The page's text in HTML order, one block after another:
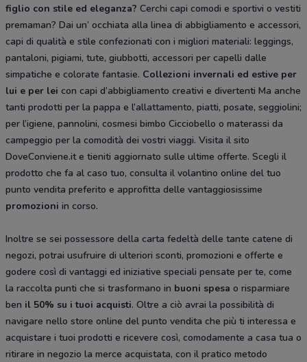
figlio con stile ed eleganza? Cerchi capi comodi e sportivi o vestiti
premaman? Dai un’ occhiata alla linea di abbigliamento e accessori,
capi di qualità e stile confezionati con i migliori materiali: leggings,
pantaloni, pigiami, tute, giubbotti, accessori per capelli dalle
simpatiche e colorate fantasie. Collezioni invernali ed estive per
lui e per lei con capi d’abbigliamento creativi e divertenti Ma anche
tanti prodotti per la pappa e l’allattamento, piatti, posate, seggiolini;
per l’igiene, pannolini, cosmesi bimbo Cicciobello o materassi da
campeggio per la comodità dei vostri viaggi. Visita il sito
DoveConviene.it e tieniti aggiornato sulle ultime offerte. Scegli il
prodotto che fa al caso tuo, consulta il volantino online del tuo
punto vendita preferito e approfitta delle vantaggiosissime
promozioni in corso.
Inoltre se sei possessore della carta fedeltà delle tante catene di
negozi, potrai usufruire di ulteriori sconti, promozioni e offerte e
godere così di vantaggi ed iniziative speciali pensate per te, come
la raccolta punti che si trasformano in buoni spesa o risparmiare
ben il 50% su i tuoi acquisti. Oltre a ciò avrai la possibilità di
navigare nello store online del punto vendita che più ti interessa e
acquistare i tuoi prodotti e ricevere così, comodamente a casa tua o
ritirare in negozio la merce acquistata, con il pratico metodo